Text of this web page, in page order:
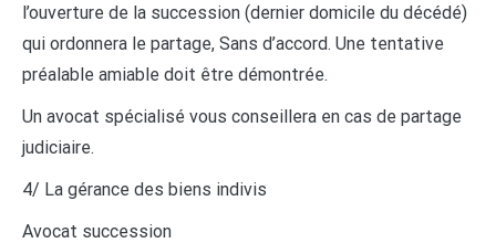
l’ouverture de la succession (dernier domicile du décédé)
qui ordonnera le partage, Sans d’accord. Une tentative
préalable amiable doit être démontrée.
Un avocat spécialisé vous conseillera en cas de partage
judiciaire.
4/ La gérance des biens indivis
Avocat succession